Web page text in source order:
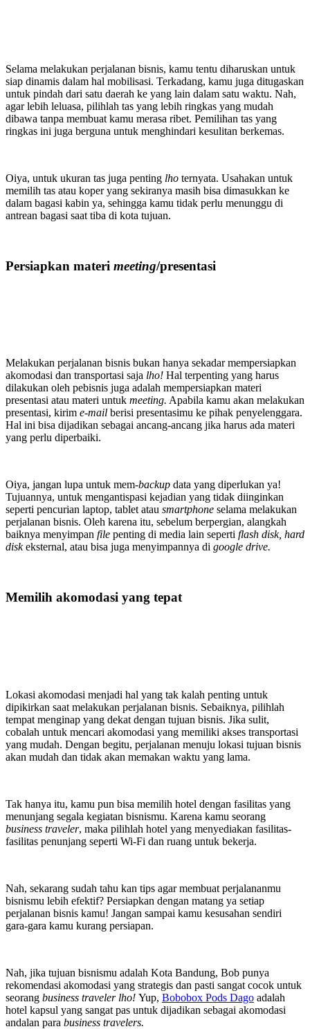
Selama melakukan perjalanan bisnis, kamu tentu diharuskan untuk
siap dinamis dalam hal mobilisasi. Terkadang, kamu juga ditugaskan
untuk pindah dari satu daerah ke yang lain dalam satu waktu. Nah,
agar lebih leluasa, pilihlah tas yang lebih ringkas yang mudah
dibawa tanpa membuat kamu merasa ribet. Pemilihan tas yang
ringkas ini juga berguna untuk menghindari kesulitan berkemas.
Oiya, untuk ukuran tas juga penting lho ternyata. Usahakan untuk
memilih tas atau koper yang sekiranya masih bisa dimasukkan ke
dalam bagasi kabin ya, sehingga kamu tidak perlu menunggu di
antrean bagasi saat tiba di kota tujuan.
Persiapkan materi meeting/presentasi
Melakukan perjalanan bisnis bukan hanya sekadar mempersiapkan
akomodasi dan transportasi saja lho! Hal terpenting yang harus
dilakukan oleh pebisnis juga adalah mempersiapkan materi
presentasi atau materi untuk meeting. Apabila kamu akan melakukan
presentasi, kirim e-mail berisi presentasimu ke pihak penyelenggara.
Hal ini bisa dijadikan sebagai ancang-ancang jika harus ada materi
yang perlu diperbaiki.
Oiya, jangan lupa untuk mem-backup data yang diperlukan ya!
Tujuannya, untuk mengantispasi kejadian yang tidak diinginkan
seperti pencurian laptop, tablet atau smartphone selama melakukan
perjalanan bisnis. Oleh karena itu, sebelum berpergian, alangkah
baiknya menyimpan file penting di media lain seperti flash disk, hard
diskeksternal, atau bisa juga menyimpannya di google drive.
Memilih akomodasi yang tepat
Lokasi akomodasi menjadi hal yang tak kalah penting untuk
dipikirkan saat melakukan perjalanan bisnis. Sebaiknya, pilihlah
tempat menginap yang dekat dengan tujuan bisnis. Jika sulit,
cobalah untuk mencari akomodasi yang memiliki akses transportasi
yang mudah. Dengan begitu, perjalanan menuju lokasi tujuan bisnis
akan mudah dan tidak akan memakan waktu yang lama.
Tak hanya itu, kamu pun bisa memilih hotel dengan fasilitas yang
menunjang segala kegiatan bisnismu. Karena kamu seorang
business traveler, maka pilihlah hotel yang menyediakan fasilitas-
fasilitas penunjang seperti Wi-Fi dan ruang untuk bekerja.
Nah, sekarang sudah tahu kan tips agar membuat perjalananmu
bisnismu lebih efektif? Persiapkan dengan matang ya setiap
perjalanan bisnis kamu! Jangan sampai kamu kesusahan sendiri
gara-gara kamu kurang persiapan.
Nah, jika tujuan bisnismu adalah Kota Bandung, Bob punya
rekomendasi akomodasi yang strategis dan pasti sangat cocok untuk
seorang business traveler lho! Yup, Bobobox Pods Dago adalah
hotel kapsul yang sangat pas untuk dijadikan sebagai akomodasi
andalan para business travelers.